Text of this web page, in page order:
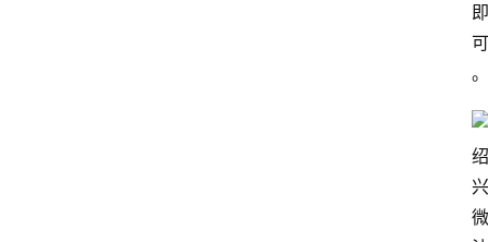
即
可
。